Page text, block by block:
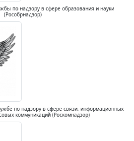
по надзору в сфере образования и науки
(Рособрнадзор)
по надзору в сфере связи, информационных
коммуникаций (Роскомнадзор)